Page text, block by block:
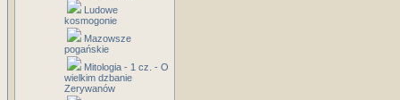
Ludowe
kosmogonie
Mazowsze
pogańskie
Mitologia - 1 cz. - O
wielkim dzbanie
Zerywanów